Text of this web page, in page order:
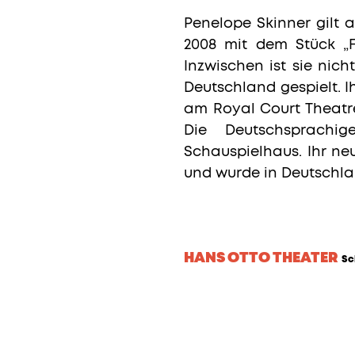
Penelope Skinner gilt
2008 mit dem Stück
Inzwischen ist sie
Deutschland gespielt.
am Royal Court
Die
Schauspielhaus. Ihr
und wurde in
HANS OTTO THEATER